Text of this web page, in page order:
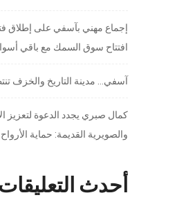
إجماع مهني بآسفي على إطلاق
افتتاح سوق السمك مع باقي
آسفي… مدينة التاريخ والخزف
كمال صبري يجدد الدعوة لتعزيز
والصويرية القديمة: حماية
أحدث التعليقات